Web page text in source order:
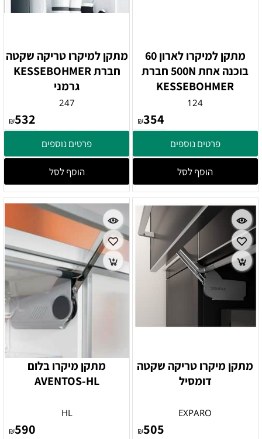
מתקן למיקרו לארון 60
בוכנה אחת 500N חברת
KESSEBOHMER
124
₪354
פרטים נוספים
הוסף לסל
מתקן למיקרו טריקה שקטה
חברת KESSEBOHMER
גרמני
247
₪532
פרטים נוספים
הוסף לסל
מתקן מיקרו טריקה שקטה
דומסיל
EXPARO
₪505
מתקן מיקרו בלום
AVENTOS-HL
HL
₪590